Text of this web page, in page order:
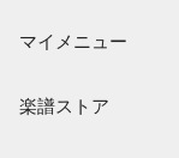
マイメニュー
楽譜ストア